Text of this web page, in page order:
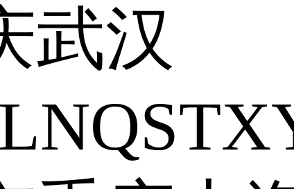
武汉
LNQSTX